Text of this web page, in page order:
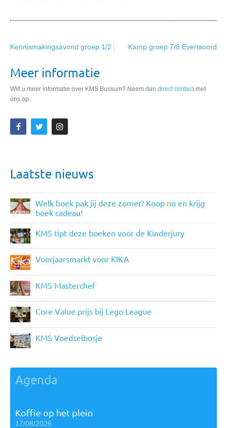
Kennismakingsavond groep 1/2 Kamp groep 7/8 Evertsoord
Meer informatie
Wilt u meer informatie over KMS Bussum? Neem dan direct contactmet
ons op.
Laatste nieuws
Welk boek pak jij deze zomer? Koop nu en krijg
boek cadeau!
KMS tipt deze boeken voor de Kinderjury
Voorjaarsmarkt voor KIKA
KMS Masterchef
Core Value prijs bij Lego League
KMS Voedselbosje
Agenda
Koffie op het plein
17/08/2026